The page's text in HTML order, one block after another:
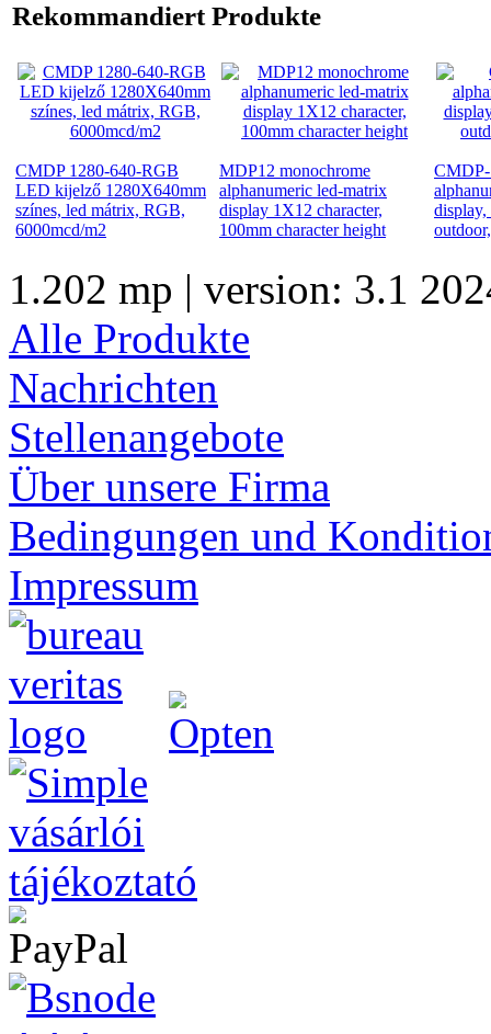
Rekommandiert Produkte
CMDP 1280-640-RGB
LED kijelző 1280X640mm
színes, led mátrix, RGB,
6000mcd/m2
MDP12 monochrome
alphanumeric led-matrix
display 1X12 character,
100mm character height
1.202 mp | version: 3.1
Alle Produkte
Nachrichten
Stellenangebote
Über unsere Firma
Bedingungen und
Impressum